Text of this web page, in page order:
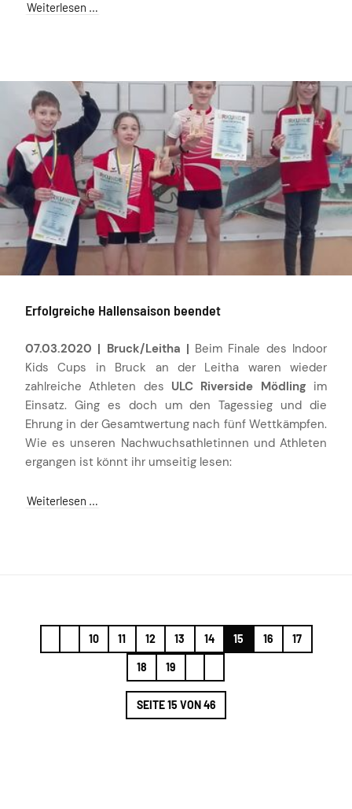
Weiterlesen …
Erfolgreiche Hallensaison beendet
07.03.2020 | Bruck/Leitha | Beim Finale des Indoor
Kids Cups in Bruck an der Leitha waren wieder
zahlreiche Athleten des ULC Riverside Mödling im
Einsatz. Ging es doch um den Tagessieg und die
Ehrung in der Gesamtwertung nach fünf Wettkämpfen.
Wie es unseren Nachwuchsathletinnen und Athleten
ergangen ist könnt ihr umseitig lesen:
Weiterlesen …
SEITE 15 VON 46
10 11 12 13 14 15 16 17
18 19